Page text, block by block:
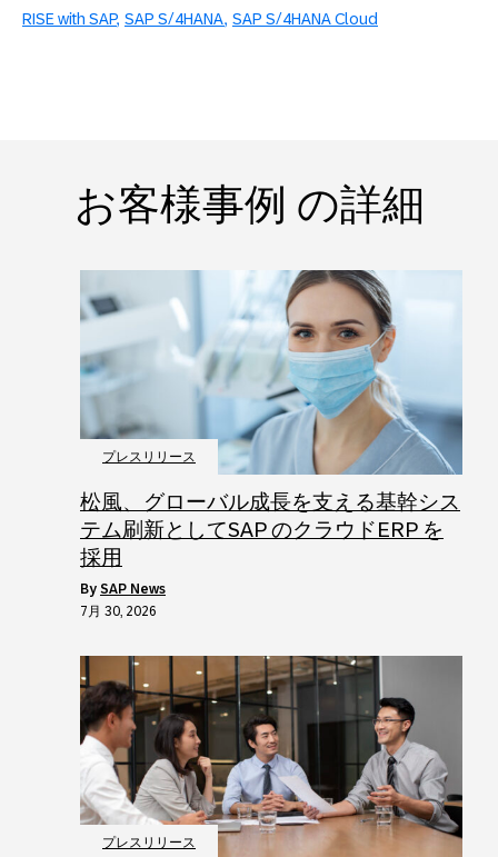
RISE with SAP SAP S/4HANA SAP S/4HANA Cloud
お客様事例 の詳細
プレスリリース
松風、グローバル成長を支える基幹シス
テム刷新としてSAP のクラウドERP を
採用
by SAP News
7月 30, 2026
プレスリリース